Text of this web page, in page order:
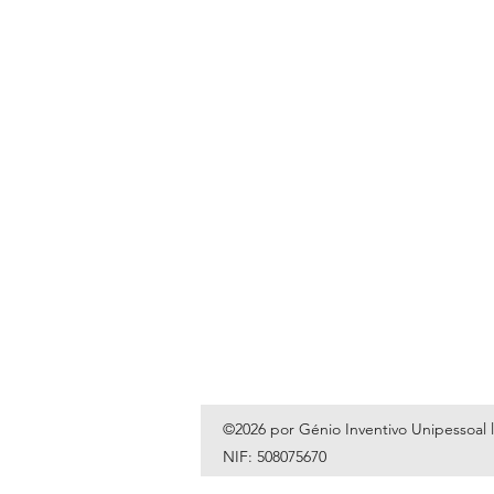
©2026 por Génio Inventivo Unipessoal
NIF: 508075670